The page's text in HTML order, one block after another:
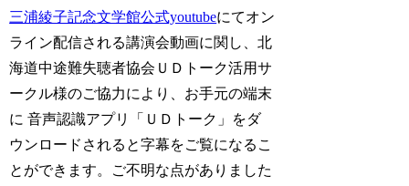
三浦綾子記念文学館公式youtubeにてオン
ライン配信される講演会動画に関し、北
海道中途難失聴者協会ＵＤトーク活用サ
ークル様のご協力により、お手元の端末
に 音声認識アプリ「ＵＤトーク」をダ
ウンロードされると字幕をご覧になるこ
とができます。ご不明な点がありました